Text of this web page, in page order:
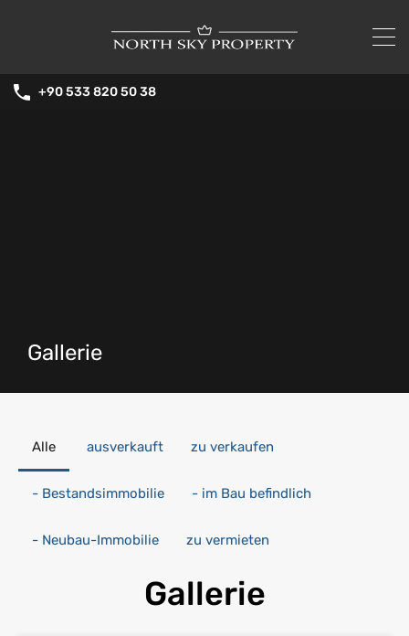
+90 533 820 50 38
Gallerie
Gallerie
Alle ausverkauft zu verkaufen
- Bestandsimmobilie - im Bau befindlich
- Neubau-Immobilie zu vermieten